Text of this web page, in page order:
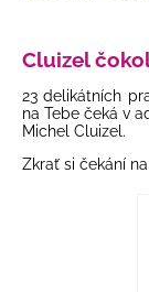
Cluizel
23 delikátních
na Tebe čeká v
Michel Cluizel.
Zkrať si čekání